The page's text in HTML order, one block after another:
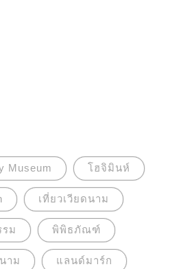
Museum โฮจิมินห์
เที่ยวเวียดนาม
ม พิพิธภัณฑ์
าม แลนด์มาร์ก